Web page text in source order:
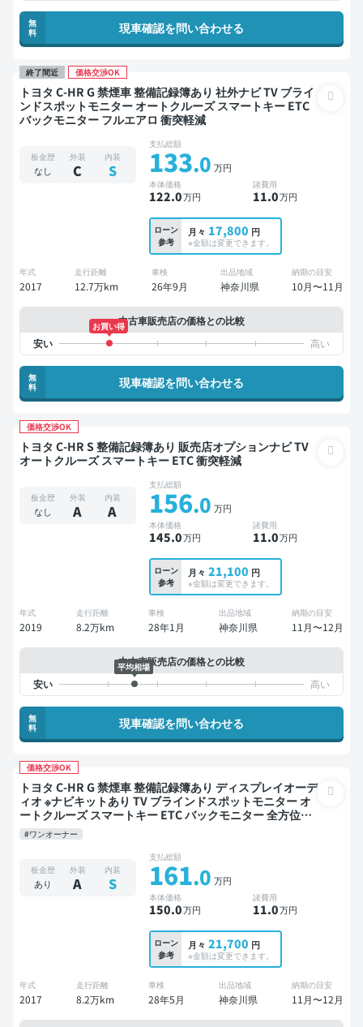
無
料
現車確認を問い合わせる
終了間近 価格交渉OK
トヨタ C-HR G 禁煙車 整備記録簿あり 社外ナビ TV ブライ
ンドスポットモニター オートクルーズ スマートキー ETC
バックモニター フルエアロ 衝突軽減
板金歴
なし
外装
C
内装
S
支払総額
133.0 万円
本体価格
122.0万円
諸費用
11.0万円
ローン
参考
月々 17,800 円
※金額は変更できます。
年式
2017
走行距離
12.7万km
車検
26年9月
出品地域
神奈川県
納期の目安
10月〜11月
中古車販売店の価格との比較
お買い得
無
料
現車確認を問い合わせる
価格交渉OK
トヨタ C-HR S 整備記録簿あり 販売店オプションナビ TV
オートクルーズ スマートキー ETC 衝突軽減
板金歴
なし
外装
A
内装
A
支払総額
156.0 万円
本体価格
145.0万円
諸費用
11.0万円
ローン
参考
月々 21,100 円
※金額は変更できます。
年式
2019
走行距離
8.2万km
車検
28年1月
出品地域
神奈川県
納期の目安
11月〜12月
中古車販売店の価格との比較
平均相場
無
料
現車確認を問い合わせる
価格交渉OK
トヨタ C-HR G 禁煙車 整備記録簿あり ディスプレイオーデ
ィオ ※ナビキットあり TV ブラインドスポットモニター オ
ートクルーズ スマートキー ETC バックモニター 全方位カ
メラ ドライブレコーダー フルエアロ 衝突軽減
#ワンオーナー
板金歴
あり
外装
A
内装
S
支払総額
161.0 万円
本体価格
150.0万円
諸費用
11.0万円
ローン
参考
月々 21,700 円
※金額は変更できます。
年式
2017
走行距離
8.2万km
車検
28年5月
出品地域
神奈川県
納期の目安
11月〜12月